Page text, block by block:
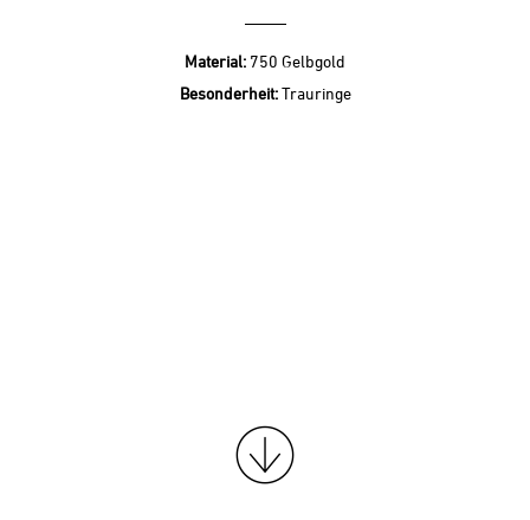
Material: 750 Gelbgold
Besonderheit: Trauringe